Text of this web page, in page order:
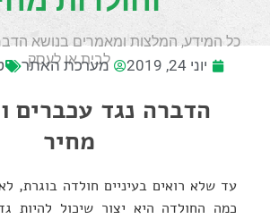
כל המידע, המלצות ומאמרים בנושא
לבית או לעסק
יוני 24, 2019 מערכת האתר
הדברה נגד עכברים
מחיר
עד שלא רואים בעיניים חולדה בוגרת,
כמה החולדה היא יצור שיכול להיות